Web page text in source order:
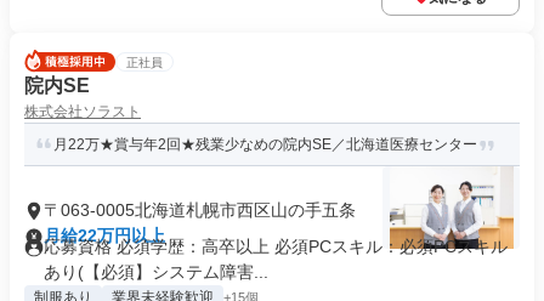
正社員
院内SE
株式会社ソラスト
月22万★賞与年2回★残業少なめの院内SE／北海道医療センター
〒063-0005北海道札幌市西区山の手五条
月給22万円以上
応募資格 必須学歴：高卒以上 必須PCスキル：必須PCスキル
あり(【必須】システム障害...
制服あり 業界未経験歓迎 +15個